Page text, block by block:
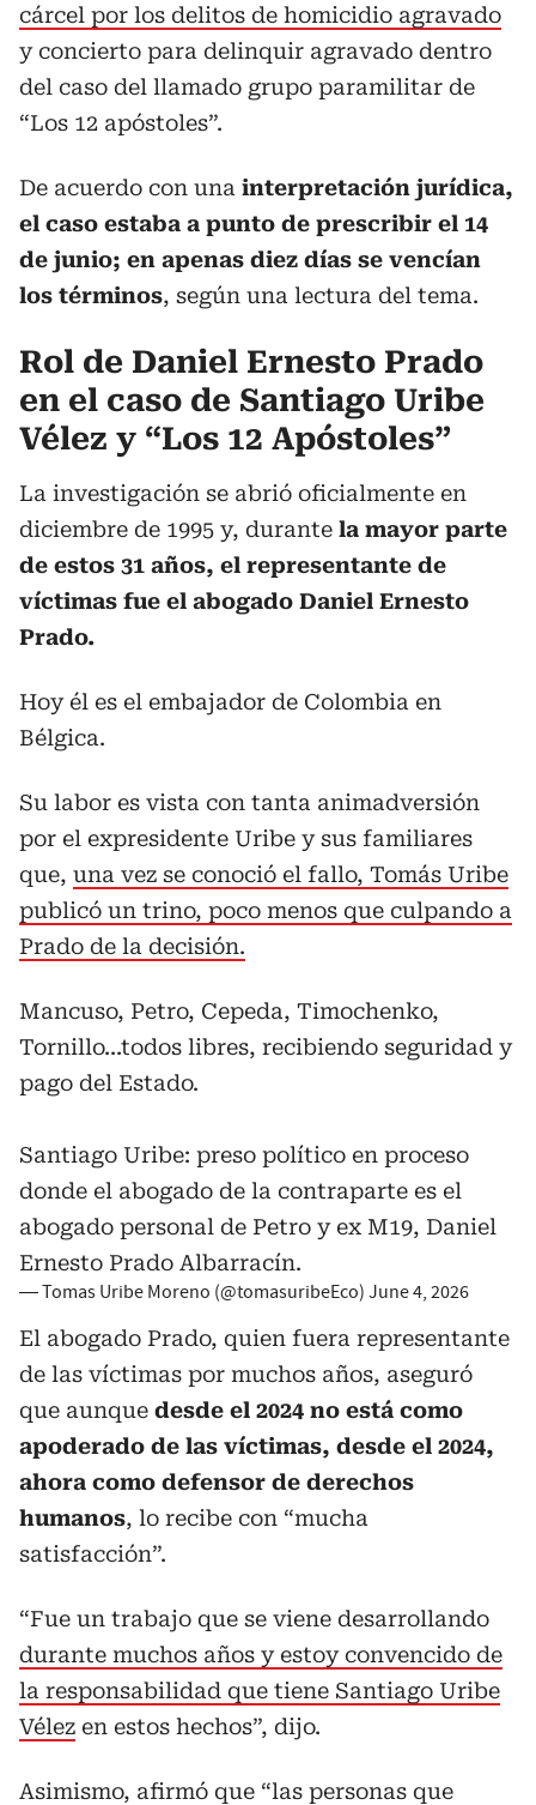
cárcel por los delitos de homicidio agravado
y concierto para delinquir agravado dentro
del caso del llamado grupo paramilitar de
“Los 12 apóstoles”.
De acuerdo con una interpretación jurídica,
el caso estaba a punto de prescribir el 14
de junio; en apenas diez días se vencían
los términos, según una lectura del tema.
Rol de Daniel Ernesto Prado
en el caso de Santiago Uribe
Vélez y “Los 12 Apóstoles”
La investigación se abrió oficialmente en
diciembre de 1995 y, durante la mayor parte
de estos 31 años, el representante de
víctimas fue el abogado Daniel Ernesto
Prado.
Hoy él es el embajador de Colombia en
Bélgica.
Su labor es vista con tanta animadversión
por el expresidente Uribe y sus familiares
que, una vez se conoció el fallo, Tomás Uribe
publicó un trino, poco menos que culpando a
Prado de la decisión.
Mancuso, Petro, Cepeda, Timochenko,
Tornillo...todos libres, recibiendo seguridad y
pago del Estado.
Santiago Uribe: preso político en proceso
donde el abogado de la contraparte es el
abogado personal de Petro y ex M19, Daniel
Ernesto Prado Albarracín.
— Tomas Uribe Moreno (@tomasuribeEco) June 4, 2026
El abogado Prado, quien fuera representante
de las víctimas por muchos años, aseguró
que aunque desde el 2024 no está como
apoderado de las víctimas, desde el 2024,
ahora como defensor de derechos
humanos, lo recibe con “mucha
satisfacción”.
“Fue un trabajo que se viene desarrollando
durante muchos años y estoy convencido de
la responsabilidad que tiene Santiago Uribe
Vélez en estos hechos”, dijo.
Asimismo, afirmó que “las personas que